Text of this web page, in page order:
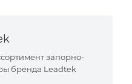
запорно-
бренда Leadtek